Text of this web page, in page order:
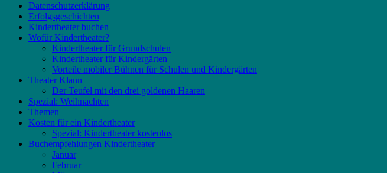
Datenschutzerklärung
Erfolgsgeschichten
Kindertheater buchen
Wofür Kindertheater?
Kindertheater für Grundschulen
Kindertheater für Kindergärten
Vorteile mobiler Bühnen für Schulen und Kindergärten
Theater Klann
Der Teufel mit den drei goldenen Haaren
Spezial: Weihnachten
Themen
Kosten für ein Kindertheater
Spezial: Kindertheater kostenlos
Buchempfehlungen Kindertheater
Januar
Februar